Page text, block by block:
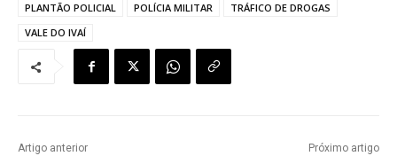
PLANTÃO POLICIAL
POLÍCIA MILITAR
TRÁFICO DE DROGAS
VALE DO IVAÍ
Artigo anterior Próximo artigo